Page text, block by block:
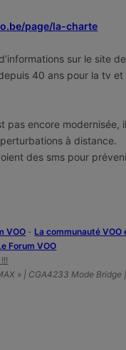
page/la-charte
sur le site
40 ans pour la tv
pas encore modernisée,
à distance.
des sms pour
VOO - ‎La communauté
Forum VOO
» | CGA4233 Mode